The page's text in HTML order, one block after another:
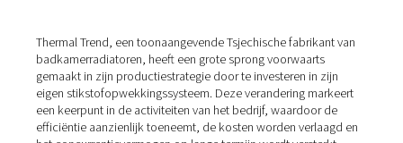
Home
Blog
Efficiëntie Verhogen: Thermal Trend Produceert Met De PPNG
Stikstof